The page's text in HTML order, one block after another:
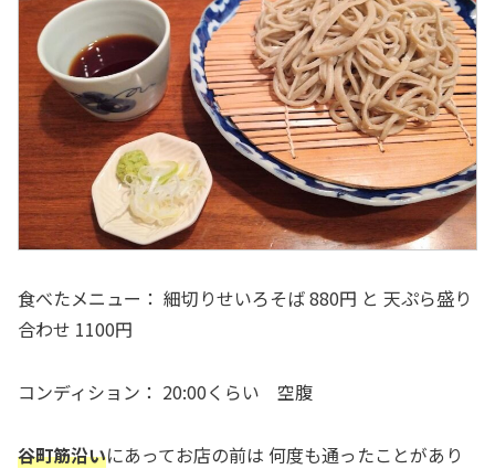
食べたメニュー： 細切りせいろそば 880円 と 天ぷら盛り
合わせ 1100円
コンディション： 20:00くらい 空腹
谷町筋沿いにあってお店の前は 何度も通ったことがあり